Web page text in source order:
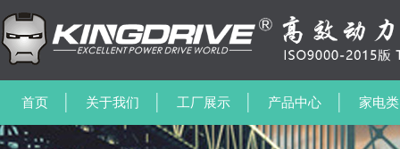
首页 关于我们 工厂展示 产品中心 家电